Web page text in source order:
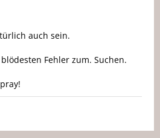
auch sein.
Fehler zum. Suchen.